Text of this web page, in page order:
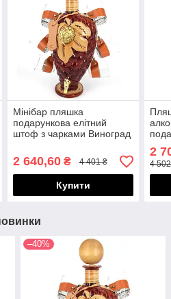
Мінібар пляшка
подарункова елітний
штоф з чарками Виноград
2 640,60₴ 4 401 ₴
Купити
2
4
–40%